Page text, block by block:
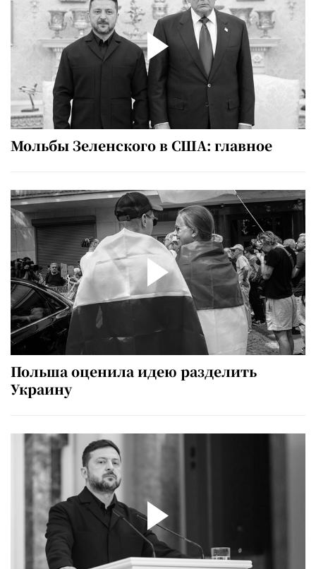
Мольбы Зеленского в США: главное
Польша оценила идею разделить
Украину